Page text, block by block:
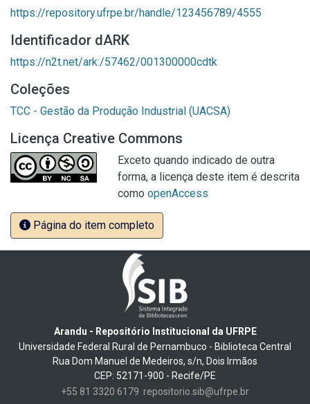
https://repository.ufrpe.br/handle/123456789/4555
Identificador dARK
https://n2t.net/ark:/57462/001300000cdtk
Coleções
TCC - Gestão da Produção Industrial (UACSA)
Licença Creative Commons
Exceto quando indicado de outra
forma, a licença deste item é descrita
como openAccess
Página do item completo
Arandu - Repositório Institucional da UFRPE
Universidade Federal Rural de Pernambuco - Biblioteca Central
Rua Dom Manuel de Medeiros, s/n, Dois Irmãos
CEP: 52171-900 - Recife/PE
+55 81 3320 6179 repositorio.sib@ufrpe.br